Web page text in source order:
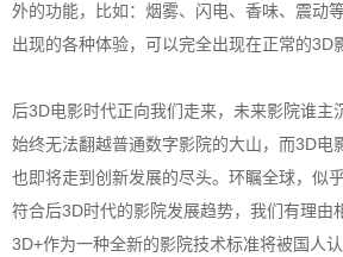
外的功能，比如：烟雾、闪电、香味、震动
出现的各种体验，可以完全出现在正常的3D
后3D电影时代正向我们走来，未来影院谁主
始终无法翻越普通数字影院的大山，而3D电
也即将走到创新发展的尽头。环瞩全球，似
符合后3D时代的影院发展趋势，我们有理由
3D+作为一种全新的影院技术标准将被国人认